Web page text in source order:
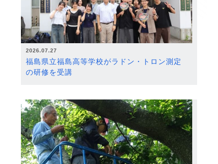
2026.07.27
福島県立福島高等学校がラドン・トロン測定
の研修を受講